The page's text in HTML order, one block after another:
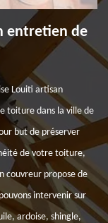
entretien de
Louiti artisan
toiture dans la ville de
but de préserver
de votre toiture,
couvreur propose de
intervenir sur
ardoise, shingle,